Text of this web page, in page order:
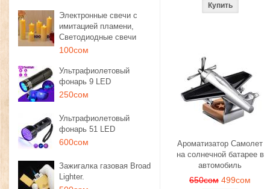
Электронные свечи с
имитацией пламени,
Светодиодные свечи
100сом
Ультрафиолетовый
фонарь 9 LED
250сом
Ультрафиолетовый
фонарь 51 LED
600сом
Зажигалка газовая Broad
Lighter.
Ароматизатор Самолет
на солнечной батарее в
автомобиль
650сом 499сом